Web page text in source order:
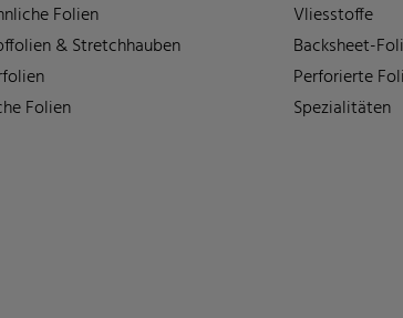
Folien
& Stretchhauben
Folien
Vliesstoffe
Backsheet-
Perforierte
Spezialitäten